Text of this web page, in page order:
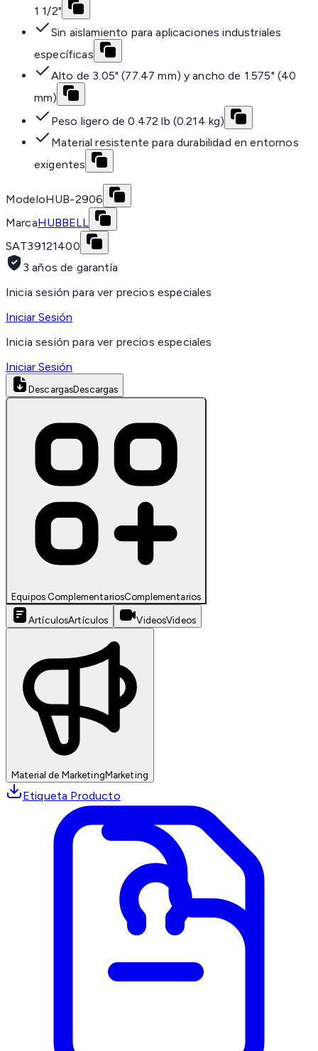
1 1/2"
Sin aislamiento para aplicaciones industriales
específicas
Alto de 3.05" (77.47 mm) y ancho de 1.575" (40
mm)
Peso ligero de 0.472 lb (0.214 kg)
Material resistente para durabilidad en entornos
exigentes
ModeloHUB-2906
MarcaHUBBELL
SAT39121400
3 años de garantía
Inicia sesión para ver precios especiales
Iniciar Sesión
Inicia sesión para ver precios especiales
Iniciar Sesión
DescargasDescargas
Equipos ComplementariosComplementarios
ArtículosArtículos VideosVideos
Material de MarketingMarketing
Etiqueta Producto